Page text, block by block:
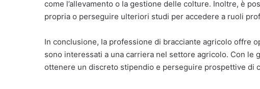
come l’allevamento o la gestione delle colture. Inoltre, è
propria o perseguire ulteriori studi per accedere a ruoli
In conclusione, la professione di bracciante agricolo offre
sono interessati a una carriera nel settore agricolo. Con
ottenere un discreto stipendio e perseguire prospettive di